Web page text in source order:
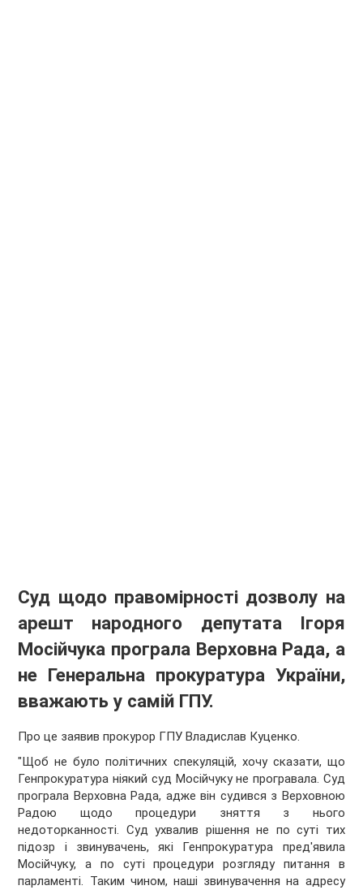
Суд щодо правомірності дозволу на
арешт народного депутата Ігоря
Мосійчука програла Верховна Рада, а
не Генеральна прокуратура України,
вважають у самій ГПУ.
Про це заявив прокурор ГПУ Владислав Куценко.
"Щоб не було політичних спекуляцій, хочу сказати, що
Генпрокуратура ніякий суд Мосійчуку не програвала. Суд
програла Верховна Рада, адже він судився з Верховною
Радою щодо процедури зняття з нього
недоторканності. Суд ухвалив рішення не по суті тих
підозр і звинувачень, які Генпрокуратура пред'явила
Мосійчуку, а по суті процедури розгляду питання в
парламенті. Таким чином, наші звинувачення на адресу